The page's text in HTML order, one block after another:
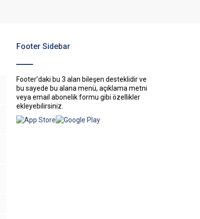
Footer Sidebar
Footer’daki bu 3 alan bileşen desteklidir ve
bu sayede bu alana menü, açıklama metni
veya email abonelik formu gibi özellikler
ekleyebilirsiniz.